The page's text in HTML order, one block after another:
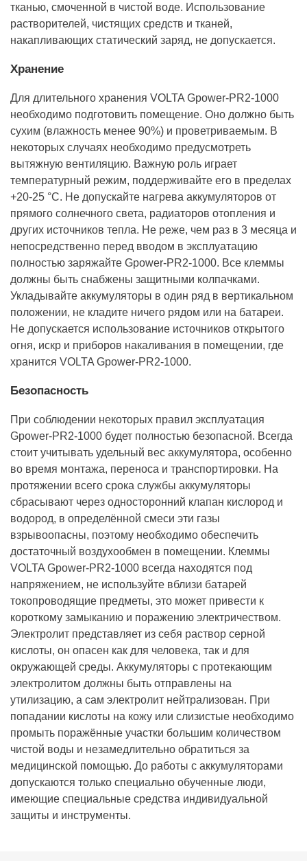
тканью, смоченной в чистой воде. Использование
растворителей, чистящих средств и тканей,
накапливающих статический заряд, не допускается.
Хранение
Для длительного хранения VOLTA Gpower-PR2-1000
необходимо подготовить помещение. Оно должно быть
сухим (влажность менее 90%) и проветриваемым. В
некоторых случаях необходимо предусмотреть
вытяжную вентиляцию. Важную роль играет
температурный режим, поддерживайте его в пределах
+20-25 °С. Не допускайте нагрева аккумуляторов от
прямого солнечного света, радиаторов отопления и
других источников тепла. Не реже, чем раз в 3 месяца и
непосредственно перед вводом в эксплуатацию
полностью заряжайте Gpower-PR2-1000. Все клеммы
должны быть снабжены защитными колпачками.
Укладывайте аккумуляторы в один ряд в вертикальном
положении, не кладите ничего рядом или на батареи.
Не допускается использование источников открытого
огня, искр и приборов накаливания в помещении, где
хранится VOLTA Gpower-PR2-1000.
Безопасность
При соблюдении некоторых правил эксплуатация
Gpower-PR2-1000 будет полностью безопасной. Всегда
стоит учитывать удельный вес аккумулятора, особенно
во время монтажа, переноса и транспортировки. На
протяжении всего срока службы аккумуляторы
сбрасывают через односторонний клапан кислород и
водород, в определённой смеси эти газы
взрывоопасны, поэтому необходимо обеспечить
достаточный воздухообмен в помещении. Клеммы
VOLTA Gpower-PR2-1000 всегда находятся под
напряжением, не используйте вблизи батарей
токопроводящие предметы, это может привести к
короткому замыканию и поражению электричеством.
Электролит представляет из себя раствор серной
кислоты, он опасен как для человека, так и для
окружающей среды. Аккумуляторы с протекающим
электролитом должны быть отправлены на
утилизацию, а сам электролит нейтрализован. При
попадании кислоты на кожу или слизистые необходимо
промыть поражённые участки большим количеством
чистой воды и незамедлительно обратиться за
медицинской помощью. До работы с аккумуляторами
допускаются только специально обученные люди,
имеющие специальные средства индивидуальной
защиты и инструменты.